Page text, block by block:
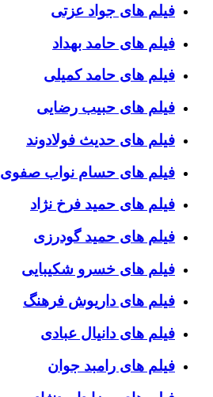
فیلم های جواد عزتی
فیلم های حامد بهداد
فیلم های حامد کمیلی
فیلم های حبیب رضایی
فیلم های حدیث فولادوند
فیلم های حسام نواب صفوی
فیلم های حمید فرخ نژاد
فیلم های حمید گودرزی
فیلم های خسرو شکیبایی
فیلم های داریوش فرهنگ
فیلم های دانیال عبادی
فیلم های رامبد جوان